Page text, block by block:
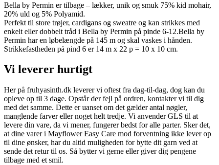
Bella by Permin er tilbage – lækker, unik og smuk 75% kid mohair,
20% uld og 5% Polyamid.
Perfekt til store trøjer, cardigans og sweatre og kan strikkes med
enkelt eller dobbelt tråd i Bella by Permin på pinde 6-12.Bella by
Permin har en løbelængde på 145 m og skal vaskes i hånden.
Strikkefastheden på pind 6 er 14 m x 22 p = 10 x 10 cm.
Vi leverer hurtigt
Her på fruhyasinth.dk leverer vi oftest fra dag-til-dag, dog kan du
opleve op til 3 dage. Opstår der fejl på ordren, kontakter vi til dig
med det samme. Dette er uanset om det gælder antal nøgler,
manglende farver eller noget helt tredje. Vi anvender GLS til at
levere din vare, da vi mener, fungerer bedst for alle parter. Sker det,
at dine varer i Mayflower Easy Care mod forventning ikke lever op
til dine ønsker, har du altid muligheden for bytte dit garn ved at
sende det retur til os. Så bytter vi gerne eller giver dig pengene
tilbage med et smil.